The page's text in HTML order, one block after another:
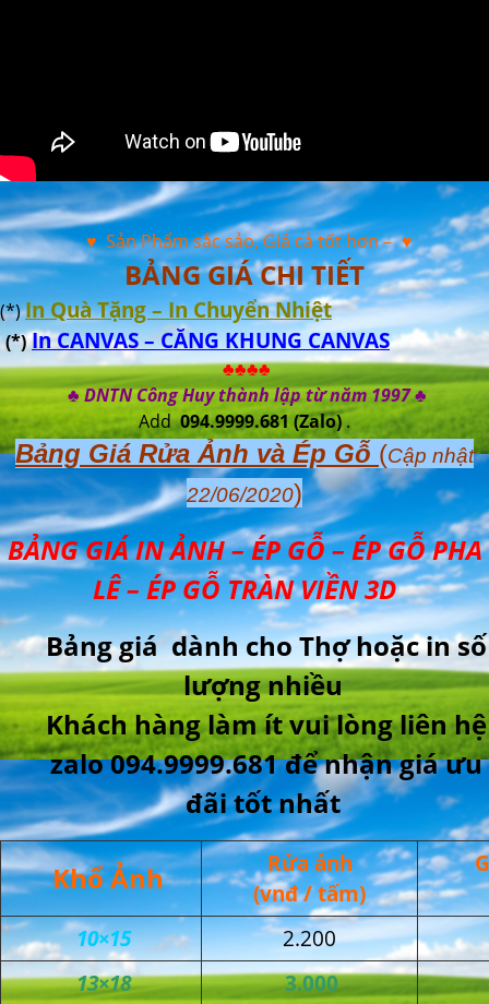
♥ Sản Phẩm sắc sảo, Giá cả tốt hơn – ♥
BẢNG GIÁ CHI TIẾT
(*)In Quà Tặng – In Chuyển Nhiệt
(*) In CANVAS – CĂNG KHUNG CANVAS
♣♣♣♣
♣ DNTN Công Huy thành lập từ năm 1997 ♣
Add094.9999.681 (Zalo).
Bảng Giá Rửa Ảnh và Ép Gỗ (Cập nhật
22/06/2020)
BẢNG GIÁ IN ẢNH – ÉP GỖ – ÉP GỖ PHA
LÊ – ÉP GỖ TRÀN VIỀN 3D
Bảng giá dành cho Thợ hoặc in số
lượng nhiều
Khách hàng làm ít vui lòng liên hệ
zalo 094.9999.681 để nhận giá ưu
đãi tốt nhất
Khổ Ảnh
Rửa ảnh
(vnđ / tấm)
10×15
2.200
13×18
3.000